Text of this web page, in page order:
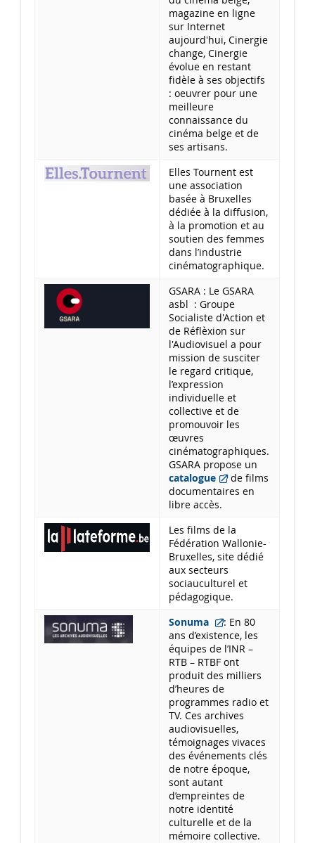
magazine en ligne
sur Internet
aujourd'hui, Cinergie
change, Cinergie
évolue en restant
fidèle à ses objectifs
: oeuvrer pour une
meilleure
connaissance du
cinéma belge et de
ses artisans.
Elles Tournent est
une association
basée à Bruxelles
dédiée à la diffusion,
à la promotion et au
soutien des femmes
dans l’industrie
cinématographique.
GSARA : Le GSARA
asbl : Groupe
Socialiste d'Action et
de Réflèxion sur
l'Audiovisuel a pour
mission de susciter
le regard critique,
l’expression
individuelle et
collective et de
promouvoir les
œuvres
cinématographiques.
GSARA propose un
catalogue
de films
documentaires en
libre accès.
Les films de la
Fédération Wallonie-
Bruxelles, site dédié
aux secteurs
sociauculturel et
pédagogique.
Sonuma
: En 80
ans d’existence, les
équipes de l’INR –
RTB – RTBF ont
produit des milliers
d’heures de
programmes radio et
TV. Ces archives
audiovisuelles,
témoignages vivaces
des événements clés
de notre époque,
sont autant
d’empreintes de
notre identité
culturelle et de la
mémoire collective.